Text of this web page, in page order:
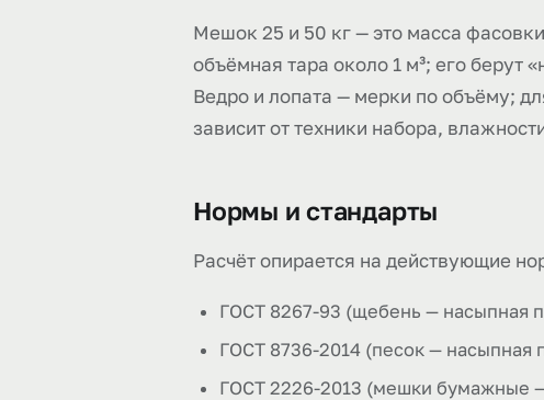
Мешок 25 и 50 кг — это масса
объёмная тара около 1 м³; его берут
Ведро и лопата — мерки по объёму;
зависит от техники набора,
Нормы и стандарты
Расчёт опирается на действующие
ГОСТ 8267-93 (щебень — насыпная
ГОСТ 8736-2014 (песок — насыпная
ГОСТ 2226-2013 (мешки бумажные